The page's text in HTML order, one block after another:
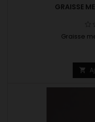
GRAISSE
Graisse
